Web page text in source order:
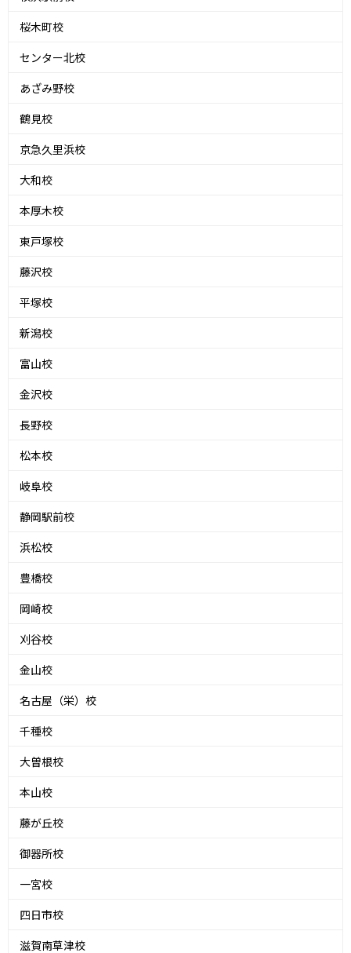
桜木町校
センター北校
あざみ野校
鶴見校
京急久里浜校
大和校
本厚木校
東戸塚校
藤沢校
平塚校
新潟校
富山校
金沢校
長野校
松本校
岐阜校
静岡駅前校
浜松校
豊橋校
岡崎校
刈谷校
金山校
名古屋（栄）校
千種校
大曽根校
本山校
藤が丘校
御器所校
一宮校
四日市校
滋賀南草津校